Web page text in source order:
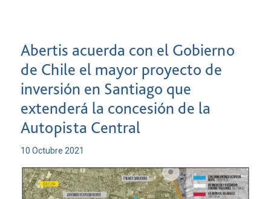
Abertis acuerda con el Gobierno
de Chile el mayor proyecto de
inversión en Santiago que
extenderá la concesión de la
Autopista Central
10 Octubre 2021